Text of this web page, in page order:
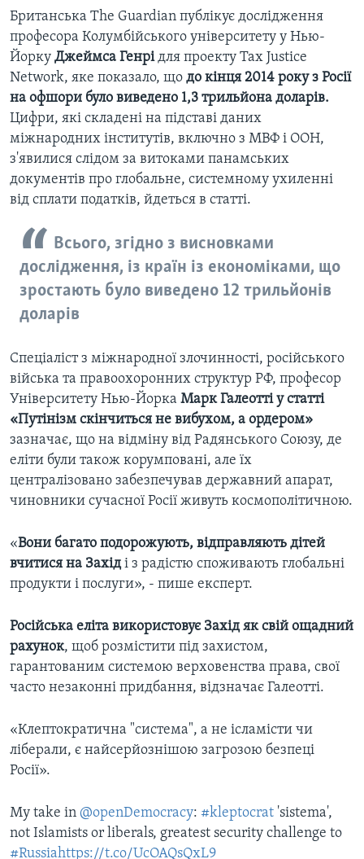
Британська The Guardian публікує дослідження
професора Колумбійського університету у Нью-
Йорку Джеймса Генрідля проекту Tax Justice
Network, яке показало, що до кінця 2014 року з Росії
на офшори було виведено 1,3 трильйона доларів.
Цифри, які складені на підставі даних
міжнародних інститутів, включно з МВФ і ООН,
з'явилися слідом за витоками панамських
документів про глобальне, системному ухиленні
від сплати податків, йдеться в статті.
Всього, згідно з висновками
дослідження, із країн із економіками, що
зростають було виведено 12 трильйонів
доларів
Спеціаліст з міжнародної злочинності, російського
війська та правоохоронних структур РФ, професор
Університету Нью-Йорка Марк Галеотті у статті
«Путінізм скінчиться не вибухом, а ордером»
зазначає, що на відміну від Радянського Союзу, де
еліти були також корумповані, але їх
централізовано забезпечував державний апарат,
чиновники сучасної Росії живуть космополітичною.
«Вони багато подорожують, відправляють дітей
вчитися на Західі з радістю споживають глобальні
продукти і послуги», - пише експерт.
Російська еліта використовує Захід як свій ощадний
рахунок, щоб розмістити під захистом,
гарантованим системою верховенства права, свої
часто незаконні придбання, відзначає Галеотті.
«Клептократична "система", а не ісламісти чи
ліберали, є найсерйознішою загрозою безпеці
Росії».
My take in @openDemocracy: #kleptocrat 'sistema',
not Islamists or liberals, greatest security challenge to
#Russiahttps://t.co/UcOAQsQxL9